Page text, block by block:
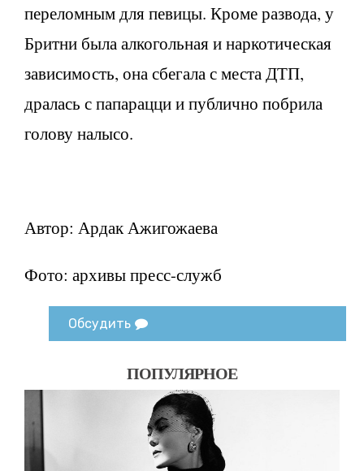
переломным для певицы. Кроме развода, у
Бритни была алкогольная и наркотическая
зависимость, она сбегала с места ДТП,
дралась с папарацци и публично побрила
голову налысо.
Автор: Ардак Ажигожаева
Фото: архивы пресс-служб
Обсудить
ПОПУЛЯРНОЕ